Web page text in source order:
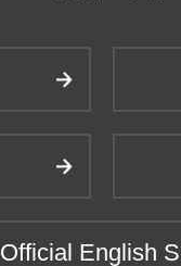
Official English